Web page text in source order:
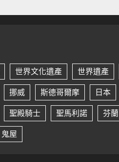
世界文化遺產 世界遺產
挪威 斯德哥爾摩 日本
聖殿騎士 聖馬利諾 芬蘭
鬼屋